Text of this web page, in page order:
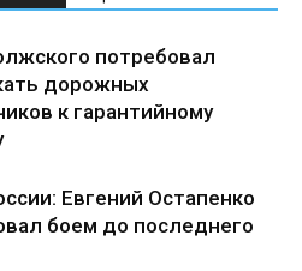
потребовал
дорожных
к гарантийному
Евгений Остапенко
боем до последнего